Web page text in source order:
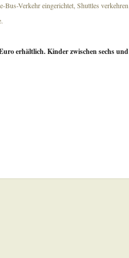
Bus-Verkehr eingerichtet, Shuttles verkehren
erhältlich. Kinder zwischen sechs und